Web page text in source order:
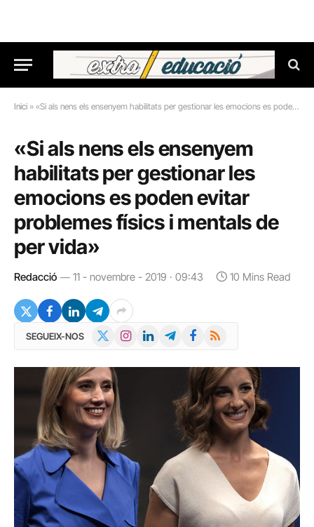
Inici » «Si als nens els ensenyem habilitats per gestionar les emocions es poden evitar problemes físics i mentals de per vida»
«Si als nens els ensenyem
habilitats per gestionar les
emocions es poden evitar
problemes físics i mentals de
per vida»
Redacció 11 - novembre - 2019 · 09:43 10 Mins Read
SEGUEIX-NOS InstagramLinkedInTelegramFacebook
RSS